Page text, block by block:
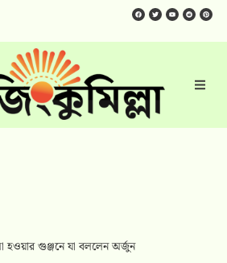
হওয়ার গুঞ্জনে যা বললেন অর্জুন